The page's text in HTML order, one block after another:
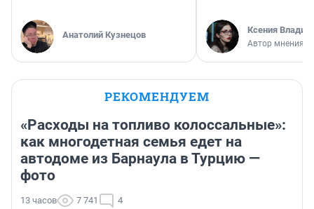
Анатолий Кузнецов Ксения
Автор мнения
РЕКОМЕНДУЕМ
«Расходы на топливо колоссальные»:
как многодетная семья едет на
автодоме из Барнаула в Турцию —
фото
13 часов 7 741 4